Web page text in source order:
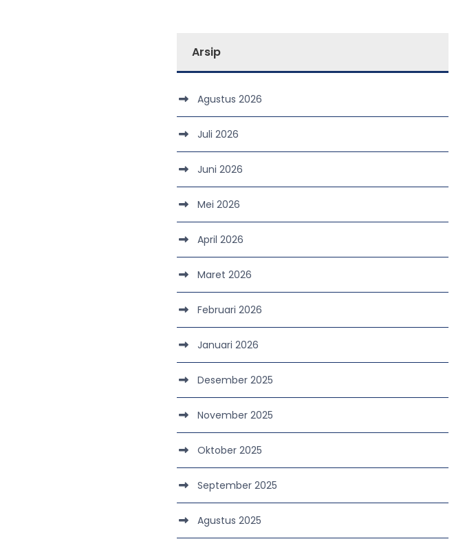
Arsip
Agustus 2026
Juli 2026
Juni 2026
Mei 2026
April 2026
Maret 2026
Februari 2026
Januari 2026
Desember 2025
November 2025
Oktober 2025
September 2025
Agustus 2025